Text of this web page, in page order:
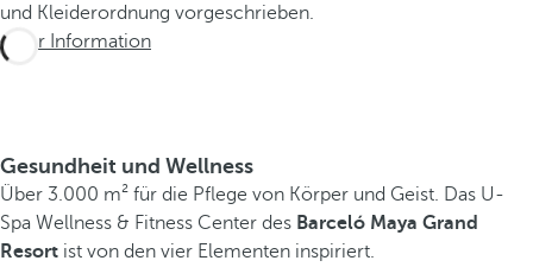
und Kleiderordnung vorgeschrieben.
Mehr Information
Gesundheit und Wellness
Über 3.000 m² für die Pflege von Körper und Geist. Das U-
Spa Wellness & Fitness Center des Barceló Maya Grand
Resort ist von den vier Elementen inspiriert.